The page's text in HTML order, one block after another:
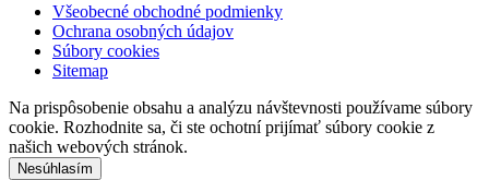
Všeobecné obchodné podmienky
Ochrana osobných údajov
Súbory cookies
Sitemap
Na prispôsobenie obsahu a analýzu návštevnosti používame súbory
cookie. Rozhodnite sa, či ste ochotní prijímať súbory cookie z
našich webových stránok.
Nesúhlasím